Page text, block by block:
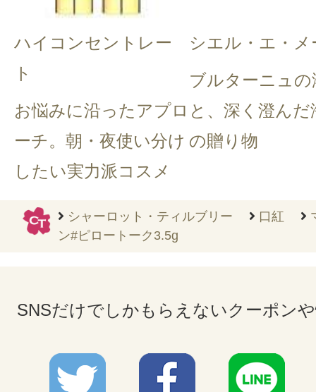
ハイコンセントレー
ト
お悩みに沿ったアプロ
ーチ。朝・夜使い分け
したい実力派コスメ
シエル・エ・メ
ブルターニュの
と、深く澄んだ
の贈り物
シャーロット・ティルブリー 口紅
ン#ピロートーク3.5g
SNSだけでしかもらえないクーポン